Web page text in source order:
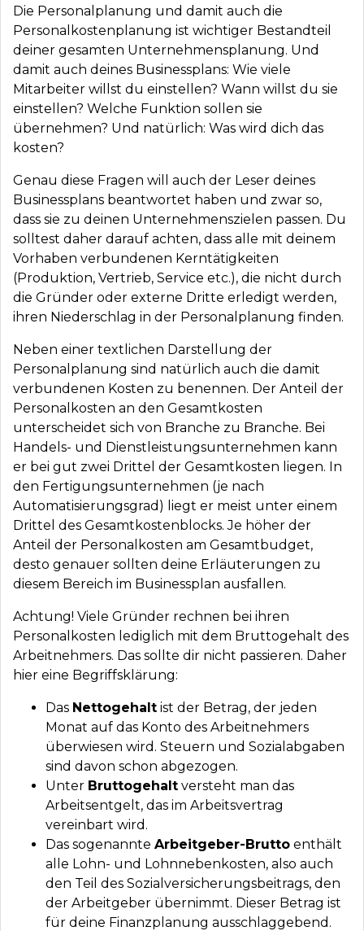
Die Personalplanung und damit auch die
Personalkostenplanung ist wichtiger Bestandteil
deiner gesamten Unternehmensplanung. Und
damit auch deines Businessplans: Wie viele
Mitarbeiter willst du einstellen? Wann willst du sie
einstellen? Welche Funktion sollen sie
übernehmen? Und natürlich: Was wird dich das
kosten?
Genau diese Fragen will auch der Leser deines
Businessplans beantwortet haben und zwar so,
dass sie zu deinen Unternehmenszielen passen. Du
solltest daher darauf achten, dass alle mit deinem
Vorhaben verbundenen Kerntätigkeiten
(Produktion, Vertrieb, Service etc.), die nicht durch
die Gründer oder externe Dritte erledigt werden,
ihren Niederschlag in der Personalplanung finden.
Neben einer textlichen Darstellung der
Personalplanung sind natürlich auch die damit
verbundenen Kosten zu benennen. Der Anteil der
Personalkosten an den Gesamtkosten
unterscheidet sich von Branche zu Branche. Bei
Handels- und Dienstleistungsunternehmen kann
er bei gut zwei Drittel der Gesamtkosten liegen. In
den Fertigungsunternehmen (je nach
Automatisierungsgrad) liegt er meist unter einem
Drittel des Gesamtkostenblocks. Je höher der
Anteil der Personalkosten am Gesamtbudget,
desto genauer sollten deine Erläuterungen zu
diesem Bereich im Businessplan ausfallen.
Achtung! Viele Gründer rechnen bei ihren
Personalkosten lediglich mit dem Bruttogehalt des
Arbeitnehmers. Das sollte dir nicht passieren. Daher
hier eine Begriffsklärung:
Das Nettogehalt ist der Betrag, der jeden
Monat auf das Konto des Arbeitnehmers
überwiesen wird. Steuern und Sozialabgaben
sind davon schon abgezogen.
Unter Bruttogehalt versteht man das
Arbeitsentgelt, das im Arbeitsvertrag
vereinbart wird.
Das sogenannte Arbeitgeber-Brutto enthält
alle Lohn- und Lohnnebenkosten, also auch
den Teil des Sozialversicherungsbeitrags, den
der Arbeitgeber übernimmt. Dieser Betrag ist
für deine Finanzplanung ausschlaggebend.